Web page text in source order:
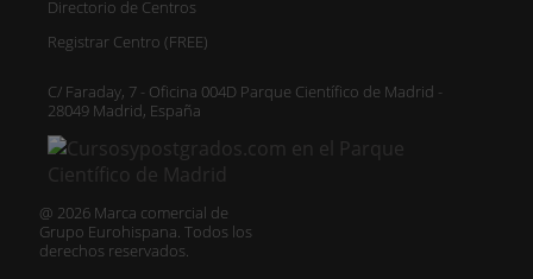
Directorio de Centros
Registrar Centro (FREE)
C/ Faraday, 7 - Oficina 004D Parque Científico de Madrid -
28049 Madrid, España
@ 2026 Marca comercial de
Grupo Eurohispana. Todos los
derechos reservados.